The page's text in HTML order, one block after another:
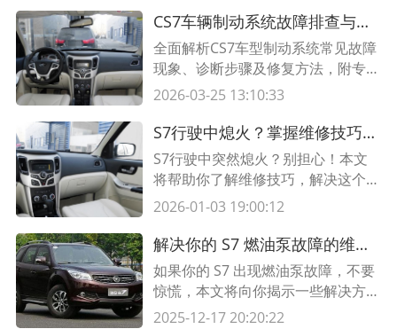
CS7车辆制动系统故障排查与修复全指南｜专业维修手册
全面解析CS7车型制动系统常见故障
现象、诊断步骤及修复方法，附专业
维修表格与实操技巧，助您快速解决
2026-03-25 13:10:33
S7行驶中熄火？掌握维修技巧助你解困
S7行驶中突然熄火？别担心！本文
将帮助你了解维修技巧，解决这个问
题。阅读下文详细内容，我们还为你
2026-01-03 19:00:12
解决你的 S7 燃油泵故障的维修攻略大揭秘
如果你的 S7 出现燃油泵故障，不要
惊慌，本文将向你揭示一些解决方案
和维修攻略。阅读本文，了解如何修
2025-12-17 20:20:22